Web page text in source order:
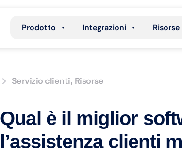
Prodotto Integrazioni Risorse
Servizio clienti, Risorse
Qual è il miglior
l’assistenza clienti